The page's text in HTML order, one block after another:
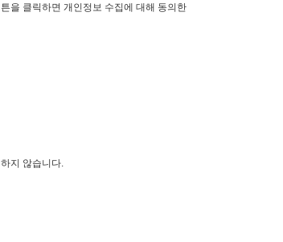
을 클릭하면 개인정보 수집에 대해 동의한
지 않습니다.